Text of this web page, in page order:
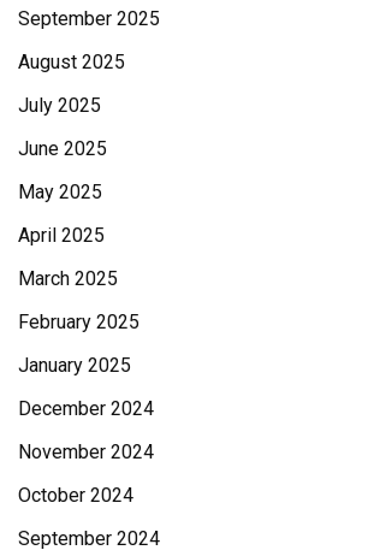
September 2025
August 2025
July 2025
June 2025
May 2025
April 2025
March 2025
February 2025
January 2025
December 2024
November 2024
October 2024
September 2024